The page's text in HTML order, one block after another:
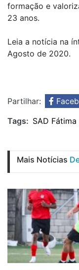
formação e
23 anos.
Leia a notícia na
Agosto de 2020.
Partilhar:
Tags: SAD Fátima
Mais Notícias